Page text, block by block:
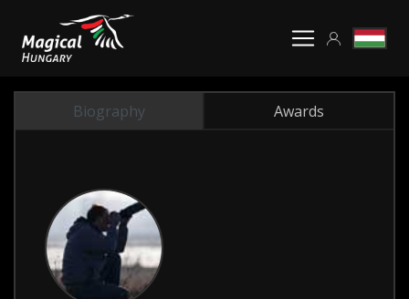
Biography Awards